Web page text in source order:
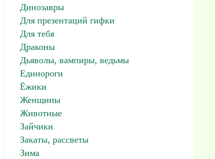
Динозавры
Для презентаций гифки
Для тебя
Драконы
Дьяволы, вампиры, ведьмы
Единороги
Ёжики
Женщины
Животные
Зайчики
Закаты, рассветы
Зима